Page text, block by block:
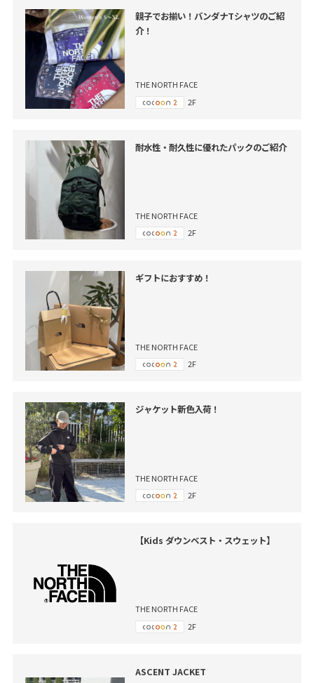
親子でお揃い！バンダナTシャツのご紹
介！
THE NORTH FACE
2F
耐水性・耐久性に優れたパックのご紹介
THE NORTH FACE
2F
ギフトにおすすめ！
THE NORTH FACE
2F
ジャケット新色入荷！
THE NORTH FACE
2F
【Kids ダウンベスト・スウェット】
THE NORTH FACE
2F
ASCENT JACKET